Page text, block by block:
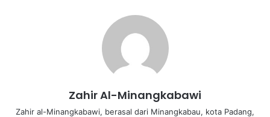
Zahir Al-Minangkabawi
Zahir al-Minangkabawi, berasal dari Minangkabau, kota Padang,